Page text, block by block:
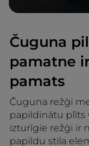
Čuguna
pamatne
pamats
Čuguna režģi
papildinātu plīts
izturīgie režģi ir
papildu stila